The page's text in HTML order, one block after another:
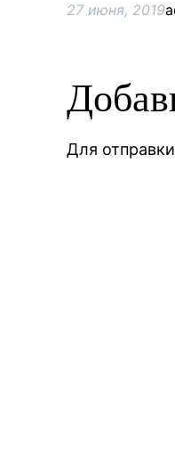
27 июня, 2019
Для